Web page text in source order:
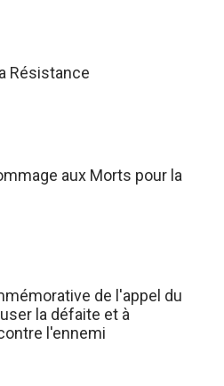
Résistance
aux Morts pour la
de l'appel du
la défaite et à
l'ennemi